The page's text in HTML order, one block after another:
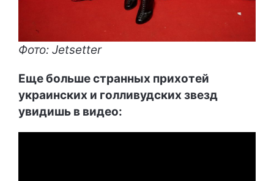
Фото: Jetsetter
Еще больше странных прихотей
украинских и голливудских звезд
увидишь в видео: